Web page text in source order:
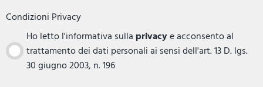
Condizioni Privacy
Ho letto l'informativa sulla privacye acconsento al
trattamento dei dati personali ai sensi dell'art. 13 D. lgs.
30 giugno 2003, n. 196